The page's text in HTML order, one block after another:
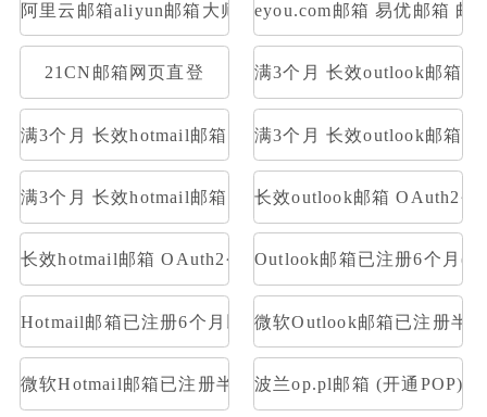
阿里云邮箱aliyun邮箱大师登录eyou.com邮箱 易优邮箱 邮
21CN邮箱网页直登 满3个月 长效outlook邮箱
满3个月 长效hotmail邮箱 网页号 账号格式英文人名数字
满3个月 长效outlook邮箱
满3个月 长效hotmail邮箱 OAuth2令牌号 支持imap
长效outlook邮箱 OAuth2令
长效hotmail邮箱 OAuth2令牌号 支持imap pop 量大优惠
Outlook邮箱已注册6个月(
Hotmail邮箱已注册6个月以上(带令牌号)【去令牌工具
微软Outlook邮箱已注册半
微软Hotmail邮箱已注册半年以上(带令牌号)【去令牌工
波兰op.pl邮箱 (开通POP)